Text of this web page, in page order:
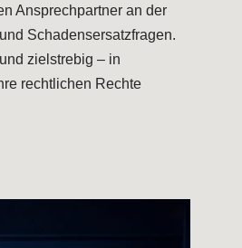
Ansprechpartner an der
Schadensersatzfragen.
zielstrebig – in
rechtlichen Rechte